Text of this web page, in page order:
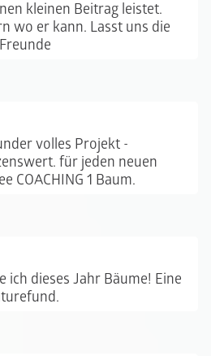
kleinen Beitrag leistet.
wo er kann. Lasst uns die
volles Projekt -
für jeden neuen
COACHING 1 Baum.
ich dieses Jahr Bäume! Eine